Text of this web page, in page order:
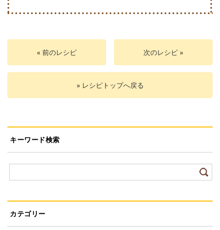
« 前のレシピ 次のレシピ »
» レシピトップへ戻る
キーワード検索
カテゴリー